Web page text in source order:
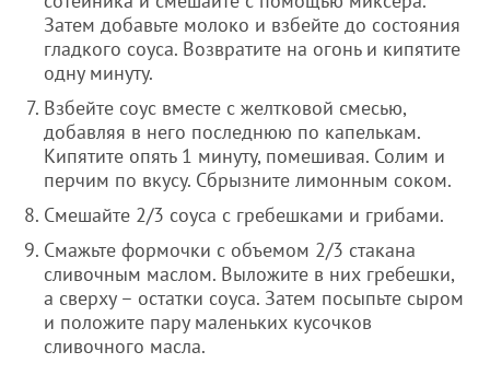
Затем добавьте молоко и взбейте до состояния
гладкого соуса. Возвратите на огонь и кипятите
одну минуту.
Взбейте соус вместе с желтковой смесью,
добавляя в него последнюю по капелькам.
Кипятите опять 1 минуту, помешивая. Солим и
перчим по вкусу. Сбрызните лимонным соком.
Смешайте 2/3 соуса с гребешками и грибами.
Смажьте формочки с объемом 2/3 стакана
сливочным маслом. Выложите в них гребешки,
а сверху – остатки соуса. Затем посыпьте сыром
и положите пару маленьких кусочков
сливочного масла.